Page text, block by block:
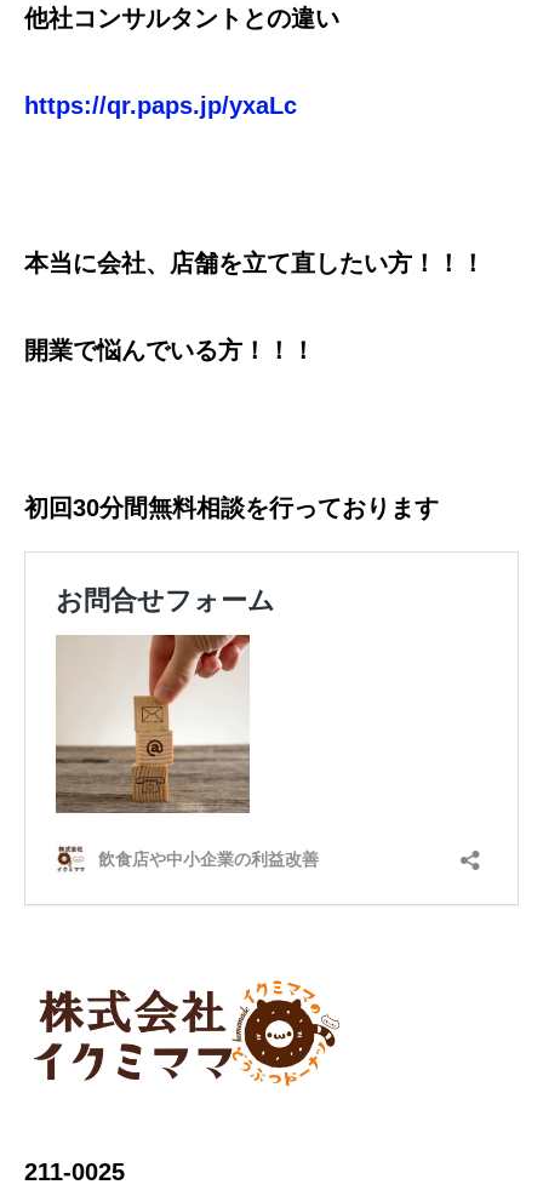
他社コンサルタントとの違い
https://qr.paps.jp/yxaLc
本当に会社、店舗を立て直したい方！！！
開業で悩んでいる方！！！
初回30分間無料相談を行っております
211-0025